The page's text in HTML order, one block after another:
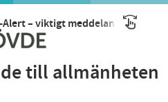
Alert – viktigt meddelande till
till allmänheten